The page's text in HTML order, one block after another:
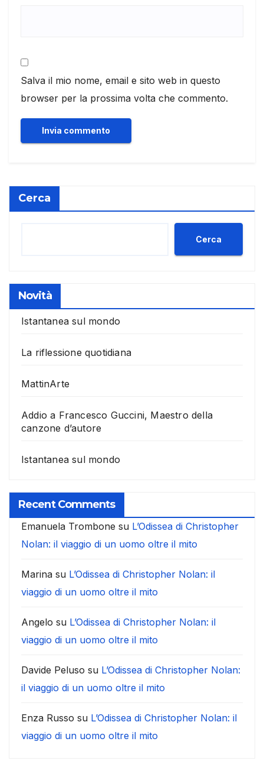
Salva il mio nome, email e sito web in questo
browser per la prossima volta che commento.
Cerca
Cerca
Novità
Istantanea sul mondo
La riflessione quotidiana
MattinArte
Addio a Francesco Guccini, Maestro della
canzone d’autore
Istantanea sul mondo
Recent Comments
Emanuela Trombone su L’Odissea di Christopher
Nolan: il viaggio di un uomo oltre il mito
Marina su L’Odissea di Christopher Nolan: il
viaggio di un uomo oltre il mito
Angelo su L’Odissea di Christopher Nolan: il
viaggio di un uomo oltre il mito
Davide Peluso su L’Odissea di Christopher Nolan:
il viaggio di un uomo oltre il mito
Enza Russo su L’Odissea di Christopher Nolan: il
viaggio di un uomo oltre il mito